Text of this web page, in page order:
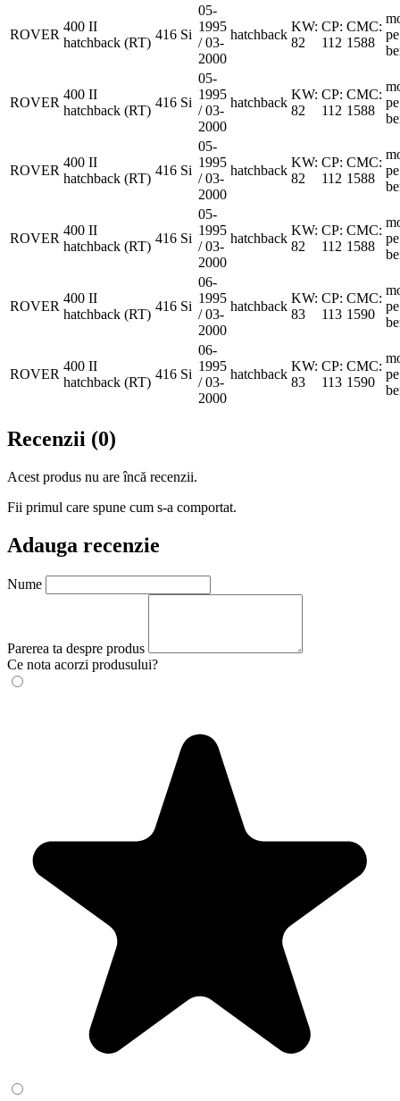
ROVER
400 II
hatchback (RT)
416 Si
05-
1995
/ 03-
2000
hatchback
KW:
82
CP:
112
CMC:
1588
pe
ROVER
400 II
hatchback (RT)
416 Si
05-
1995
/ 03-
2000
hatchback
KW:
82
CP:
112
CMC:
1588
pe
ROVER
400 II
hatchback (RT)
416 Si
05-
1995
/ 03-
2000
hatchback
KW:
82
CP:
112
CMC:
1588
pe
ROVER
400 II
hatchback (RT)
416 Si
05-
1995
/ 03-
2000
hatchback
KW:
82
CP:
112
CMC:
1588
pe
ROVER
400 II
hatchback (RT)
416 Si
06-
1995
/ 03-
2000
hatchback
KW:
83
CP:
113
CMC:
1590
pe
ROVER
400 II
hatchback (RT)
416 Si
06-
1995
/ 03-
2000
hatchback
KW:
83
CP:
113
CMC:
1590
pe
Recenzii (0)
Acest produs nu are încă recenzii.
Fii primul care spune cum s-a comportat.
Adauga recenzie
Nume
Parerea ta despre produs
Ce nota acorzi produsului?